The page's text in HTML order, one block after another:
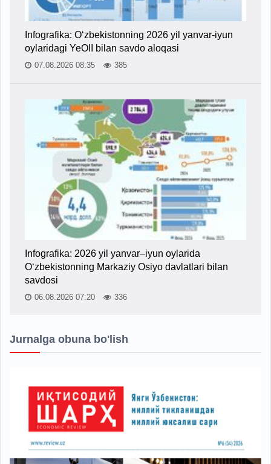
Infografika: O‘zbekistonning 2026 yil yanvar-iyun
oylaridagi YeOII bilan savdo aloqasi
07.08.2026 08:35 385
Infografika: 2026 yil yanvar–iyun oylarida
O‘zbekistonning Markaziy Osiyo davlatlari bilan
savdosi
06.08.2026 07:20 336
Jurnalga obuna bo'lish